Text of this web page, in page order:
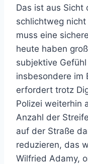
Das ist aus Sicht
schlichtweg nicht
muss eine
heute haben
subjektive
insbesondere im
erfordert trotz
Polizei weiterhin
Anzahl der
auf der Straße
reduzieren, das
Wilfried Adamy,